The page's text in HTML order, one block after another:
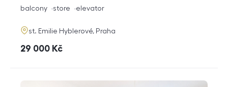
funkce
balcony store elevator
adresa
st. Emilie Hyblerové, Praha
cena
29 000 Kč